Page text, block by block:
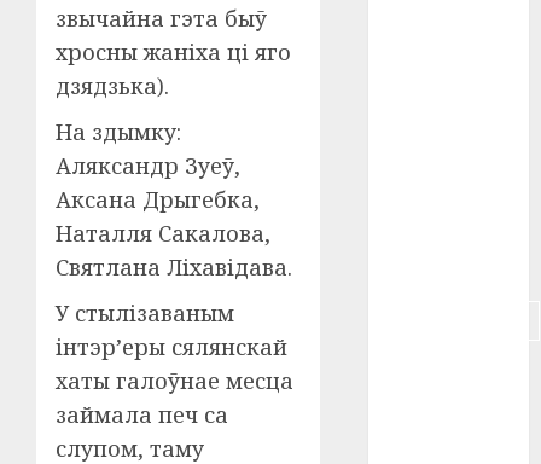
звычайна гэта быў
хросны жаніха ці яго
дзядзька).
На здымку:
Аляксандр Зуеў,
Аксана Дрыгебка,
Наталля Сакалова,
Святлана Ліхавідава.
У стылізаваным
інтэр’еры сялянскай
хаты галоўнае месца
займала печ са
слупом, таму